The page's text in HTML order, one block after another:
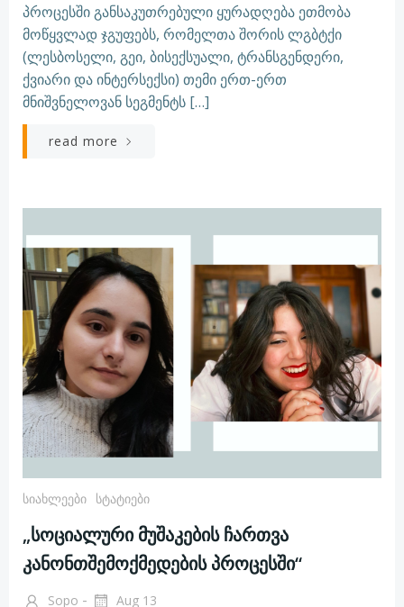
პროცესში განსაკუთრებული ყურადღება ეთმობა
მოწყვლად ჯგუფებს, რომელთა შორის ლგბტქი
(ლესბოსელი, გეი, ბისექსუალი, ტრანსგენდერი,
ქვიარი და ინტერსექსი) თემი ერთ-ერთ
მნიშვნელოვან სეგმენტს […]
read more
Სიახლეები Სტატიები
„სოციალური მუშაკების ჩართვა
კანონთშემოქმედების პროცესში“
Sopo - Aug 13